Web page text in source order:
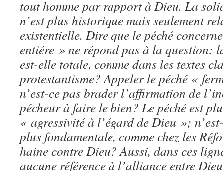
tout homme par rapport à Dieu. La
n’est plus historique mais seulement
existentielle. Dire que le péché
entiére » ne répond pas à la question:
est-elle totale, comme dans les textes
protestantisme? Appeler le péché «
n’est-ce pas brader l’affirmation de
pécheur à faire le bien? Le péché est
« agressivité à l’égard de Dieu »;
plus fondamentale, comme chez les
haine contre Dieu? Aussi, dans ces
aucune référence à l’alliance entre